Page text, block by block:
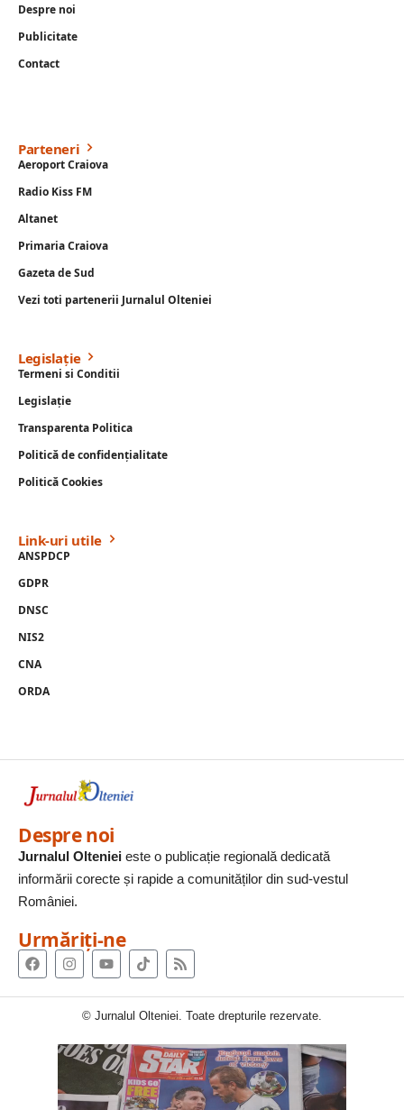
Despre noi
Publicitate
Contact
Parteneri
Aeroport Craiova
Radio Kiss FM
Altanet
Primaria Craiova
Gazeta de Sud
Vezi toti partenerii Jurnalul Olteniei
Legislație
Termeni si Conditii
Legislație
Transparenta Politica
Politică de confidențialitate
Politică Cookies
Link-uri utile
ANSPDCP
GDPR
DNSC
NIS2
CNA
ORDA
Despre noi
Jurnalul Olteniei este o publicație regională dedicată
informării corecte și rapide a comunităților din sud-vestul
României.
Urmăriți-ne
© Jurnalul Olteniei. Toate drepturile rezervate.